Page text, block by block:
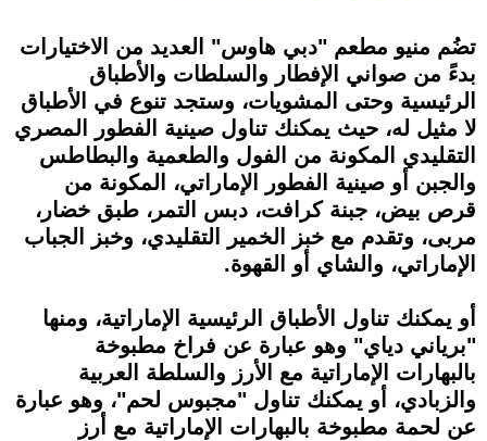
تضُم منيو مطعم "دبي هاوس" العديد من الاختيارات
بدءً من صواني الإفطار والسلطات والأطباق
الرئيسية وحتى المشويات، وستجد تنوع في الأطباق
لا مثيل له، حيث يمكنك تناول صينية الفطور المصري
التقليدي المكونة من الفول والطعمية والبطاطس
والجبن أو صينية الفطور الإماراتي، المكونة من
قرص بيض، جبنة كرافت، دبس التمر، طبق خضار،
مربى، وتقدم مع خبز الخمير التقليدي، وخبز الجباب
الإماراتي، والشاي أو القهوة.
أو يمكنك تناول الأطباق الرئيسية الإماراتية، ومنها
"برياني دياي" وهو عبارة عن فراخ مطبوخة
بالبهارات الإماراتية مع الأرز والسلطة العربية
والزبادي، أو يمكنك تناول "مجبوس لحم"، وهو عبارة
عن لحمة مطبوخة بالبهارات الإماراتية مع أرز